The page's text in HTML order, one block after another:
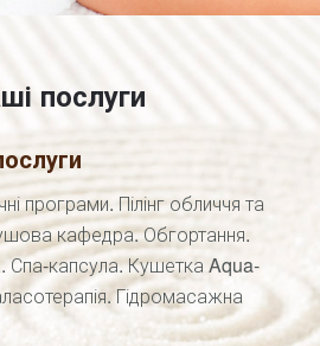
послуги
програми. Пілінг обличчя та
кафедра. Обгортання.
капсула. Кушетка Aqua-
Гідромасажна